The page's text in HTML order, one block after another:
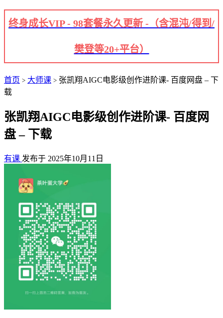
终身成长VIP - 98套餐永久更新 -（含混沌/得到/
樊登等20+平台）
首页 > 大师课 > 张凯翔AIGC电影级创作进阶课- 百度网盘 – 下
载
张凯翔AIGC电影级创作进阶课- 百度网
盘 – 下载
有课 发布于 2025年10月11日